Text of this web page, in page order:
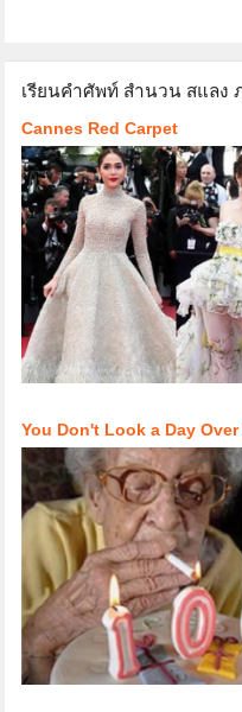
เรียนคำศัพท์ สำนวน สแลง
Cannes Red Carpet
You Don't Look a Day Over